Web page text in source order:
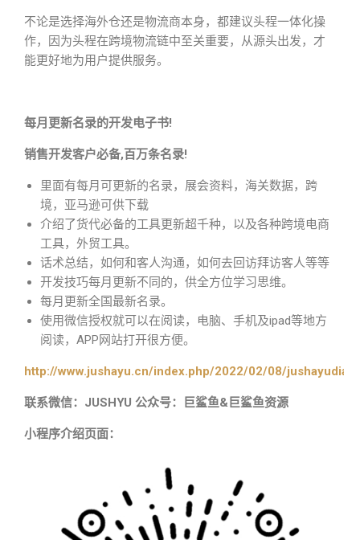
不论是选择海外仓还是物流商本身，都建议头程一体化操
作，因为头程在跨境物流链中至关重要，从源头出发，才
能更好地为用户提供服务。
每月更新名录的开发电子书!
销售开发客户必备,百万条名录!
里面有每月可更新的名录，展会资料，海关数据，跨
境，亚马逊可供下载
介绍了货代必备的工具更新超千种，以及各种跨境电商
工具，外贸工具。
话术总结，如何和客人沟通，如何去回访拜访客人等等
开发技巧每月更新不同的，供全方位学习思维。
每月更新全国最新名录。
使用微信授权就可以在阅读，电脑、手机及ipad等地方
阅读，APP网站打开很方便。
http://www.jushayu.cn/index.php/2022/02/08/
联系微信：JUSHYU 公众号：巨鲨鱼&巨鲨鱼资源
小程序介绍页面：